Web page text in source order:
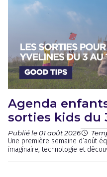
Agenda
sorties kids du
Publié le 01 août 2026
Une première semaine d’août
imaginaire, technologie et